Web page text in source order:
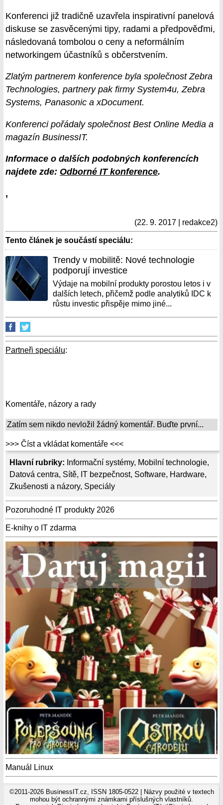
Hlavní rubriky: Informační systémy, Mobilní technologie,
Datová centra, Sítě, IT bezpečnost, Software, Hardware,
Zkušenosti a názory, Speciály
Pozoruhodné IT produkty 2026
E-knihy o IT zdarma
Manuál Linux
Konferenci již tradičně uzavřela inspirativní panelová
diskuse se zasvěcenými tipy, radami a předpověďmi,
následovaná tombolou o ceny a neformálním
networkingem účastníků s občerstvením.
Zlatým partnerem konference byla společnost Zebra
Technologies, partnery pak firmy System4u, Zebra
Systems, Panasonic a xDocument.
Konferenci pořádaly společnost Best Online Media a
magazín BusinessIT.
Informace o dalších podobných konferencích
najdete zde: Odborné IT konference.
,
(22. 9. 2017 | redakce2)
Tento článek je součástí speciálu:
Trendy v mobilitě: Nové technologie
podporují investice
Výdaje na mobilní produkty porostou letos i v
dalších letech, přičemž podle analytiků IDC k
růstu investic přispěje mimo jiné...
Partneři speciálu:
Komentáře, názory a rady
Zatím sem nikdo nevložil žádný komentář. Buďte první...
>>> Číst a vkládat komentáře <<<
©2011-2026 BusinessIT.cz, ISSN 1805-0522 | Názvy použité v textech
mohou být ochrannými známkami příslušných vlastníků.